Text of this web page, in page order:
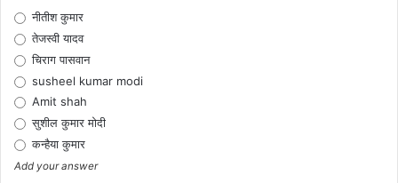
नीतीश कुमार
तेजस्वी यादव
चिराग पासवान
susheel kumar modi
Amit shah
सुशील कुमार मोदी
कन्हैया कुमार
Add your answer